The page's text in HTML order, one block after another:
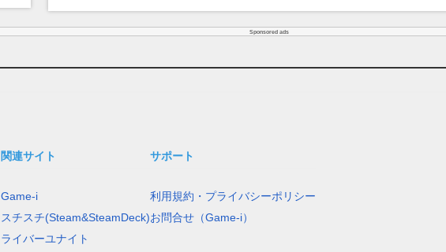
Sponsored ads
関連サイト
Game-i
スチスチ(Steam&SteamDeck)
ライバーユナイト
サポート
利用規約・プライバシーポリシー
お問合せ（Game-i）